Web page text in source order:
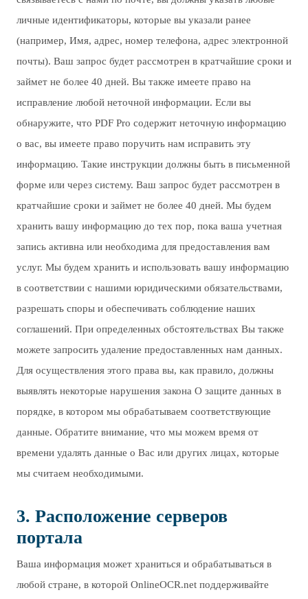
личные идентификаторы, которые вы указали ранее
(например, Имя, адрес, номер телефона, адрес электронной
почты). Ваш запрос будет рассмотрен в кратчайшие сроки и
займет не более 40 дней. Вы также имеете право на
исправление любой неточной информации. Если вы
обнаружите, что PDF Pro содержит неточную информацию
о вас, вы имеете право поручить нам исправить эту
информацию. Такие инструкции должны быть в письменной
форме или через систему. Ваш запрос будет рассмотрен в
кратчайшие сроки и займет не более 40 дней. Мы будем
хранить вашу информацию до тех пор, пока ваша учетная
запись активна или необходима для предоставления вам
услуг. Мы будем хранить и использовать вашу информацию
в соответствии с нашими юридическими обязательствами,
разрешать споры и обеспечивать соблюдение наших
соглашений. При определенных обстоятельствах Вы также
можете запросить удаление предоставленных нам данных.
Для осуществления этого права вы, как правило, должны
выявлять некоторые нарушения закона О защите данных в
порядке, в котором мы обрабатываем соответствующие
данные. Обратите внимание, что мы можем время от
времени удалять данные о Вас или других лицах, которые
мы считаем необходимыми.
3. Расположение серверов
портала
Ваша информация может храниться и обрабатываться в
любой стране, в которой OnlineOCR.net поддерживайте